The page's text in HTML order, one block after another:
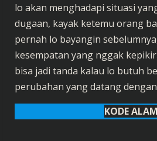
lo akan menghadapi situasi
dugaan, kayak ketemu orang
pernah lo bayangin
kesempatan yang nggak
bisa jadi tanda kalau lo butuh
perubahan yang datang
KODE ALAM